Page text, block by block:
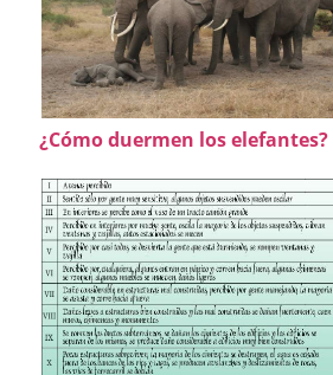
¿Cómo duermen los elefantes?